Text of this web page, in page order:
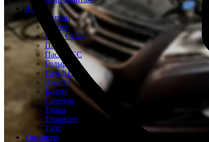
Цены
Тигуан
Туарег
Поло Седан
Пассат
Пассат СС
Гольф
Гольф Плюс
Джетта
Кадди
Сирокко
Туран
Терамонт
Таос
Контакты